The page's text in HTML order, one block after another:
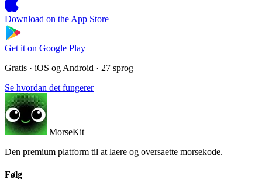
Download on the App Store
Get it on Google Play
Gratis · iOS og Android · 27 sprog
Se hvordan det fungerer
MorseKit
Den premium platform til at laere og oversaette morsekode.
Følg